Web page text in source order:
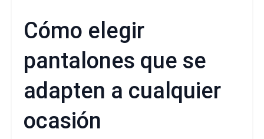
Cómo elegir
pantalones que se
adapten a cualquier
ocasión